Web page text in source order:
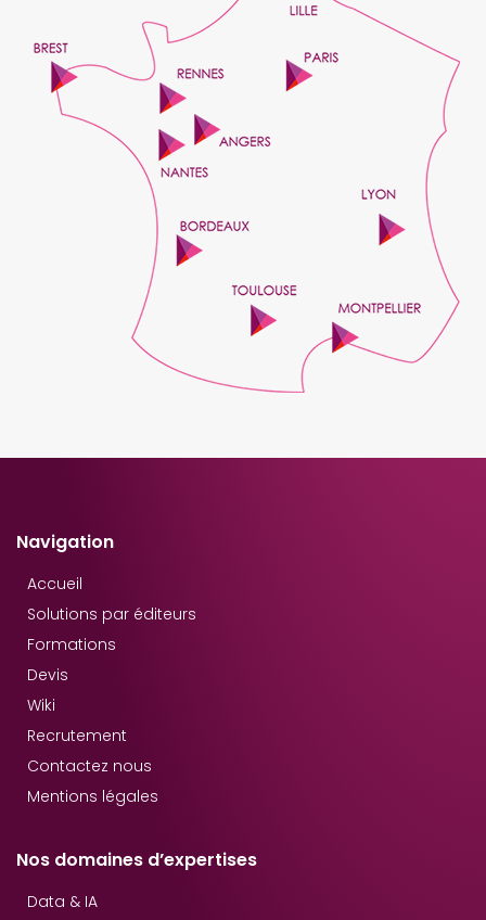
Navigation
Accueil
Solutions par éditeurs
Formations
Devis
Wiki
Recrutement
Contactez nous
Mentions légales
Nos domaines d’expertises
Data & IA